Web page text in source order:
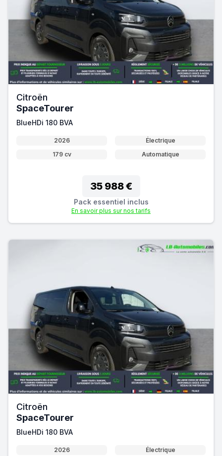
Citroën
SpaceTourer
BlueHDi 180 BVA
2026
Électrique
179 cv
Automatique
35 988 €
Pack essentiel inclus
En savoir plus sur nos tarifs
Citroën
SpaceTourer
BlueHDi 180 BVA
2026
Électrique